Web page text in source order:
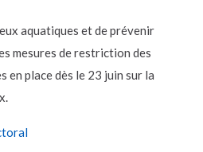
aquatiques et de prévenir
mesures de restriction des
en place dès le 23 juin sur la